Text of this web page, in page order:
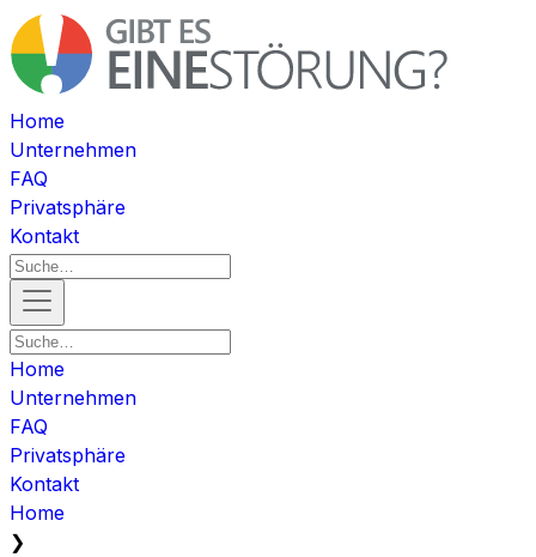
Home
Unternehmen
FAQ
Privatsphäre
Kontakt
Home
Unternehmen
FAQ
Privatsphäre
Kontakt
Home
❯